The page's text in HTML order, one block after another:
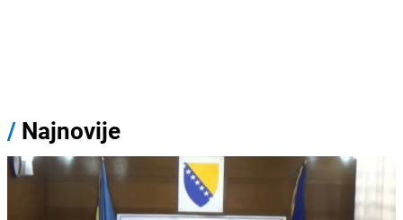
/ Najnovije